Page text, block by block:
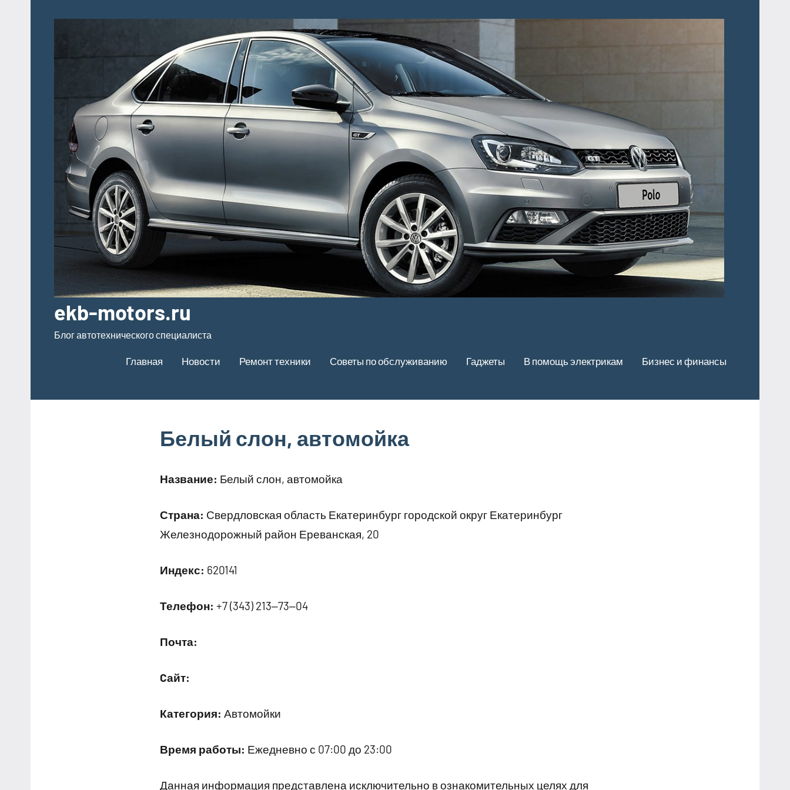
ekb-motors.ru
Блог автотехнического специалиста
Главная Новости Ремонт техники Советы по обслуживанию Гаджеты В помощь электрикам Бизнес и финансы
Белый слон, автомойка
Название: Белый слон, автомойка
Страна: Свердловская область Екатеринбург городской округ Екатеринбург
Железнодорожный район Ереванская, 20
Индекс: 620141
Телефон: +7 (343) 213‒73‒04
Почта:
Cайт:
Категория: Автомойки
Время работы: Ежедневно с 07:00 до 23:00
Данная информация представлена исключительно в ознакомительных целях для